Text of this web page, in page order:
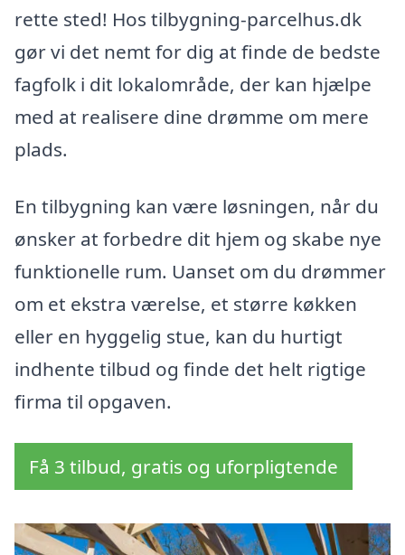
rette sted! Hos tilbygning-parcelhus.dk
gør vi det nemt for dig at finde de bedste
fagfolk i dit lokalområde, der kan hjælpe
med at realisere dine drømme om mere
plads.
En tilbygning kan være løsningen, når du
ønsker at forbedre dit hjem og skabe nye
funktionelle rum. Uanset om du drømmer
om et ekstra værelse, et større køkken
eller en hyggelig stue, kan du hurtigt
indhente tilbud og finde det helt rigtige
firma til opgaven.
Få 3 tilbud, gratis og uforpligtende